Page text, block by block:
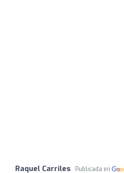
Raquel Carriles Publicada en